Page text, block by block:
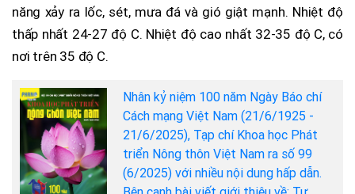
năng xảy ra lốc, sét, mưa đá và gió giật mạnh. Nhiệt độ
thấp nhất 24-27 độ C. Nhiệt độ cao nhất 32-35 độ C, có
nơi trên 35 độ C.
Nhân kỷ niệm 100 năm Ngày Báo chí
Cách mạng Việt Nam (21/6/1925 -
21/6/2025), Tạp chí Khoa học Phát
triển Nông thôn Việt Nam ra số 99
(6/2025) với nhiều nội dung hấp dẫn.